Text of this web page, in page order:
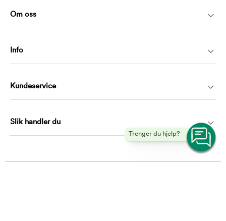
Trenger du hjelp?
Om oss
Info
Kundeservice
Slik handler du